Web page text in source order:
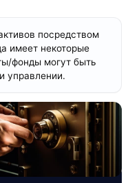
посредством
имеет некоторые
фонды могут быть
управлении.